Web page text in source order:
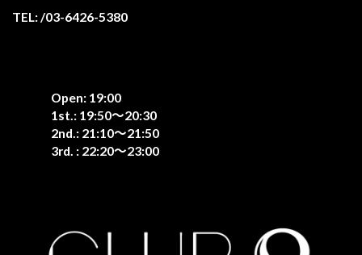
TEL: /03-6426-5380
Open: 19:00
1st.: 19:50〜20:30
2nd.: 21:10〜21:50
3rd. : 22:20〜23:00